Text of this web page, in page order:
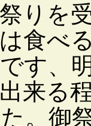
りを
食べ
す、
来る
。御